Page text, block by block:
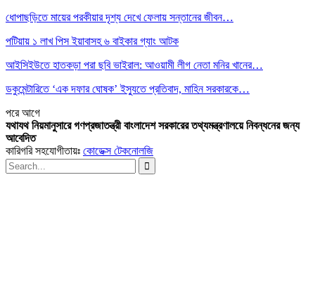
ধোপাছড়িতে মায়ের পরকীয়ার দৃশ্য দেখে ফেলায় সন্তানের জীবন…
পটিয়ায় ১ লাখ পিস ইয়াবাসহ ৬ বাইকার গ্যাং আটক
আইসিইউতে হাতকড়া পরা ছবি ভাইরাল: আওয়ামী লীগ নেতা মনির খানের…
ডকুমেন্টারিতে ‘এক দফার ঘোষক’ ইস্যুতে প্রতিবাদ, মাহিন সরকারকে…
পরেআগে
যথাযথ নিয়মানুসারে গণপ্রজাতন্ত্রী বাংলাদেশ সরকারের তথ্যমন্ত্রণালয়ে নিবন্ধনের জন্য
আবেদিত
কারিগরি সহযোগীতায়ঃ কোডেক্স টেকনোলজি